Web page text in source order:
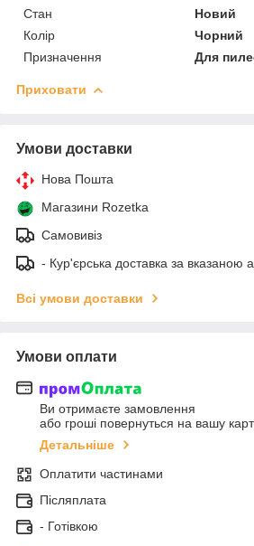
Стан
Новий
Колір
Чорний
Призначення
Для
Приховати
Умови доставки
Нова Пошта
Магазини Rozetka
Самовивіз
- Кур'єрська доставка за вказаною
Всі умови доставки
Умови оплати
Ви отримаєте замовлення
або гроші повернуться на вашу
Детальніше
Оплатити частинами
Післяплата
- Готівкою